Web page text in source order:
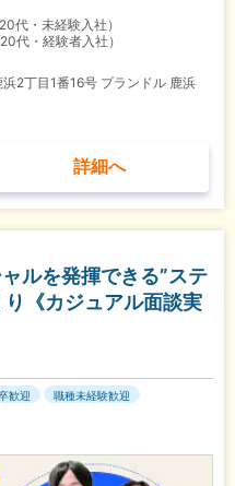
代・未経験入社）
代・経験者入社）
浜2丁目1番16号 プランドル 鹿浜
詳細へ
ルを発揮できる”ステ
《カジュアル面談実
歓迎
職種未経験歓迎